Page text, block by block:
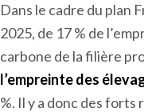
Dans le cadre du plan
2025, de 17 % de
carbone de la filière
l’empreinte des
%. Il y a donc des